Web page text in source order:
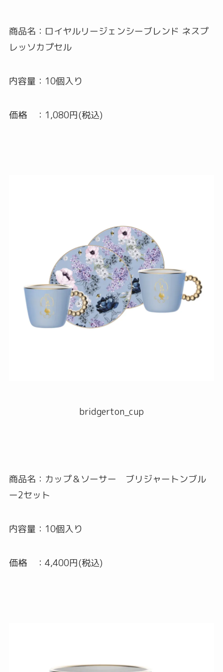
商品名：ロイヤルリージェンシーブレンド ネスプ
レッソカプセル
内容量：10個入り
価格 ：1,080円(税込)
bridgerton_cup
商品名：カップ＆ソーサー ブリジャートンブル
ー2セット
内容量：10個入り
価格 ：4,400円(税込)